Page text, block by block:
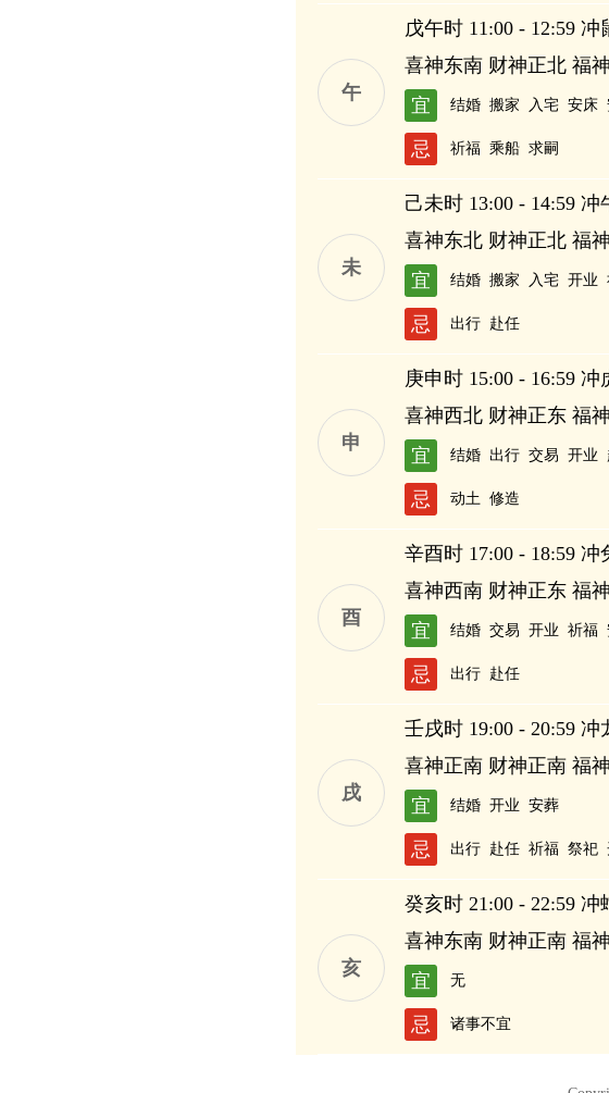
午
戊午时 11:00 - 12:59 冲
喜神东南 财神正北 福
宜
结婚 搬家 入宅 安床
忌 祈福 乘船 求嗣
未
己未时 13:00 - 14:59 冲
喜神东北 财神正北 福
宜
结婚 搬家 入宅 开业
忌 出行 赴任
申
庚申时 15:00 - 16:59 冲
喜神西北 财神正东 福
宜
结婚 出行 交易 开业
忌 动土 修造
酉
辛酉时 17:00 - 18:59 冲
喜神西南 财神正东 福
宜
结婚 交易 开业 祈福
忌 出行 赴任
戌
壬戌时 19:00 - 20:59 冲
喜神正南 财神正南 福
宜
结婚 开业 安葬
忌 出行 赴任 祈福 祭祀
亥
癸亥时 21:00 - 22:59 冲
喜神东南 财神正南 福
宜
无
忌 诸事不宜